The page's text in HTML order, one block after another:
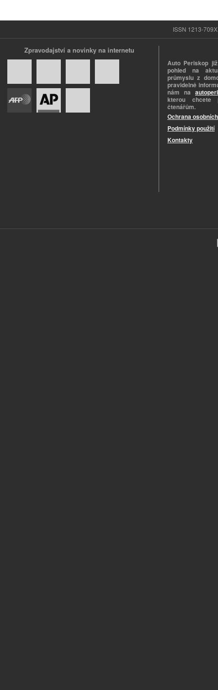
ISSN 1213-
Zpravodajství a novinky na internetu
Auto Periskop
pohled na
průmyslu z
pravidelně
nám na
kterou chcete
čtenářům.
Ochrana
Podmínky použití
Kontakty